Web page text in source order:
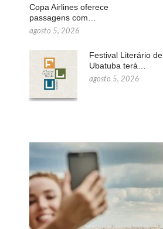
Copa Airlines oferece
passagens com…
agosto 5, 2026
Festival Literário de
Ubatuba terá…
agosto 5, 2026